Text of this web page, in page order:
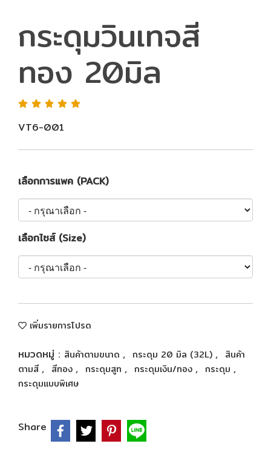
กระดุมวินเทจสี
ทอง 20มิล
VT6-001
เลือกการแพค (PACK)
เลือกไซส์ (Size)
เพิ่มรายการโปรด
หมวดหมู่ : สินค้าตามขนาด , กระดุม 20 มิล (32L) , สินค้า
ตามสี , สีทอง , กระดุมสูท , กระดุมเงิน/ทอง , กระดุม ,
กระดุมแบบพิเศษ
Share